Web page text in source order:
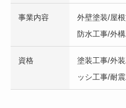
事業内容
外壁塗装/屋
防水工事/外
資格
塗装工事/外
ッシ工事/耐